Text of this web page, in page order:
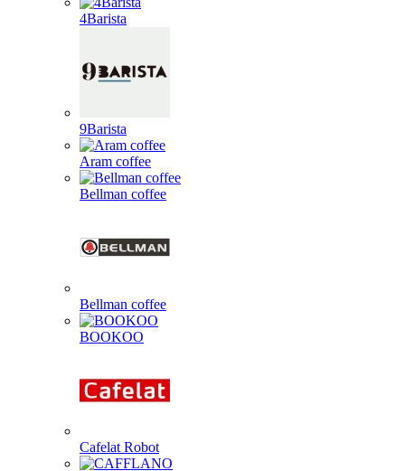
4Barista
9Barista
Aram coffee
Bellman coffee
Bellman coffee
BOOKOO
Cafelat Robot